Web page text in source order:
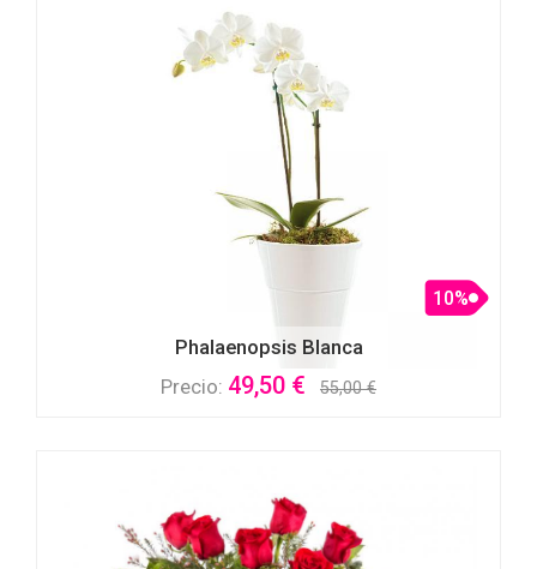
Phalaenopsis Blanca
10%
Precio: 49,50 € 55,00 €